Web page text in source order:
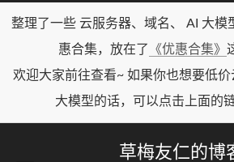
整理了一些 云服务器、域名、 AI 大模
惠合集，放在了
《优惠合集》
欢迎大家前往查看~ 如果你也想要低价
大模型的话，可以点击上面的
草梅友仁的博